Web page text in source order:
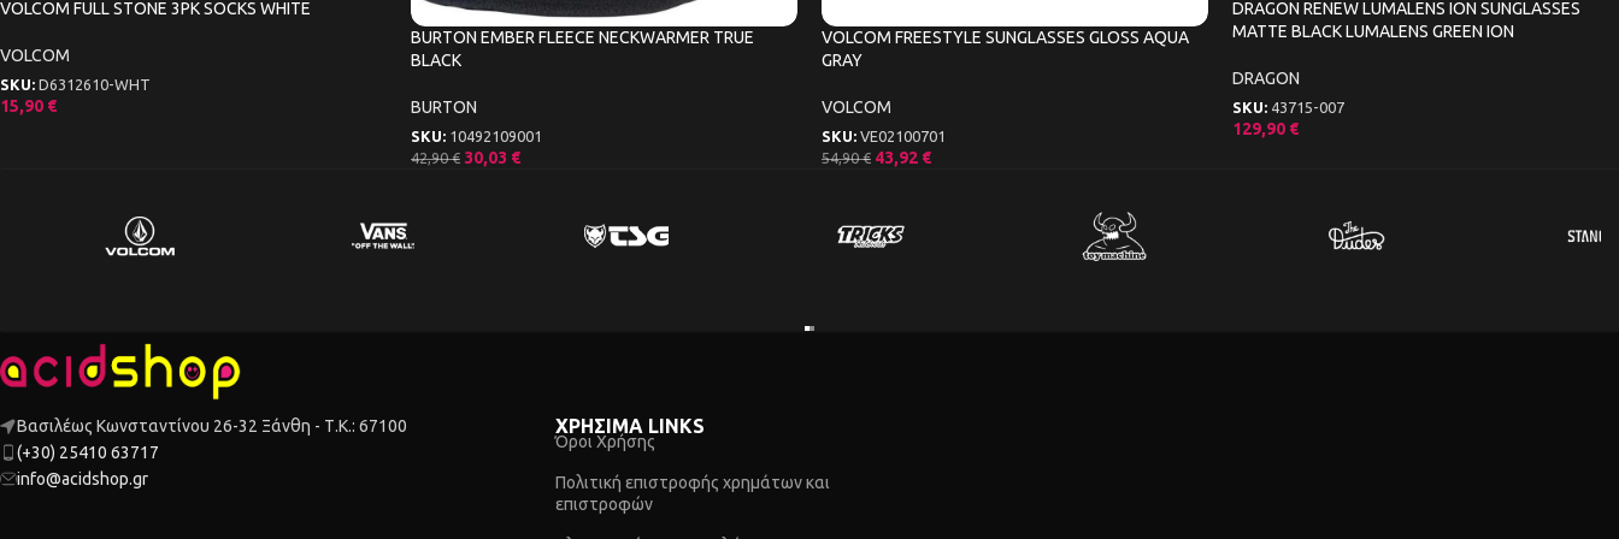
VOLCOM FULL STONE 3PK SOCKS WHITE
VOLCOM
SKU: D6312610-WHT
15,90 €
BURTON EMBER FLEECE NECKWARMER TRUE
BLACK
BURTON
SKU: 10492109001
42,90€ 30,03 €
VOLCOM FREESTYLE SUNGLASSES GLOSS AQUA
GRAY
VOLCOM
SKU: VE02100701
54,90€ 43,92 €
DRAGON RENEW LUMALENS ION SUNGLASSES
MATTE BLACK LUMALENS GREEN ION
DRAGON
SKU: 43715-007
129,90 €
Βασιλέως Κωνσταντίνου 26-32 Ξάνθη - Τ.Κ.: 67100
(+30) 25410 63717
info@acidshop.gr
ΧΡΗΣΙΜΑ LINKS
Όροι Χρήσης
Πολιτική επιστροφής χρημάτων και
επιστροφών